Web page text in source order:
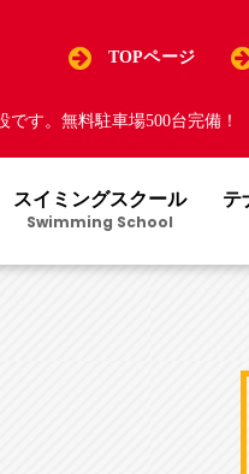
TOPページ
す。無料駐車場500台完備！
スイミングスクール
Swimming School
テ